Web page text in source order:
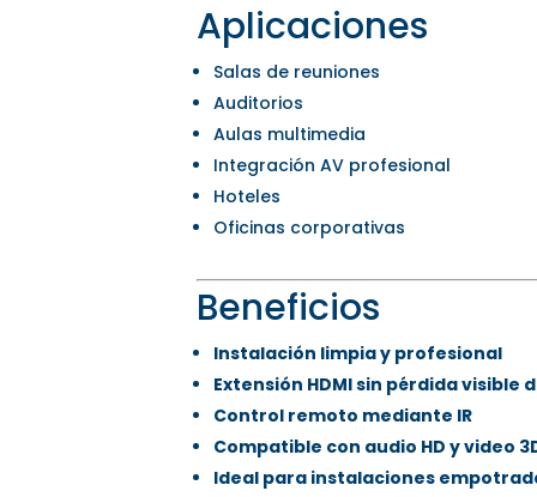
Aplicaciones
Salas de reuniones
Auditorios
Aulas multimedia
Integración AV profesional
Hoteles
Oficinas corporativas
Beneficios
Instalación limpia y profesional
Extensión HDMI sin pérdida visible
Control remoto mediante IR
Compatible con audio HD y video
Ideal para instalaciones